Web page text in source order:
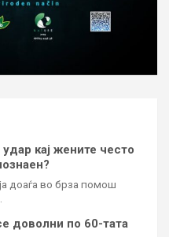
кај жените често
доаѓа во брза помош
доволни по 60-тата